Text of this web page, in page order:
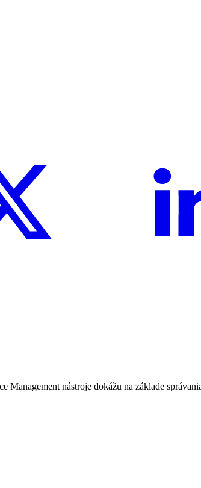
Management nástroje dokážu na základe